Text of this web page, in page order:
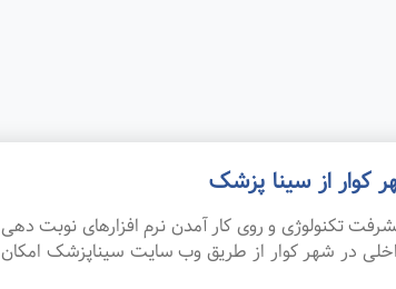
از سینا پزشک
تکنولوژی و روی کار آمدن نرم افزارهای نوبت دهی
در شهر کوار از طریق وب سایت سیناپزشک امکان